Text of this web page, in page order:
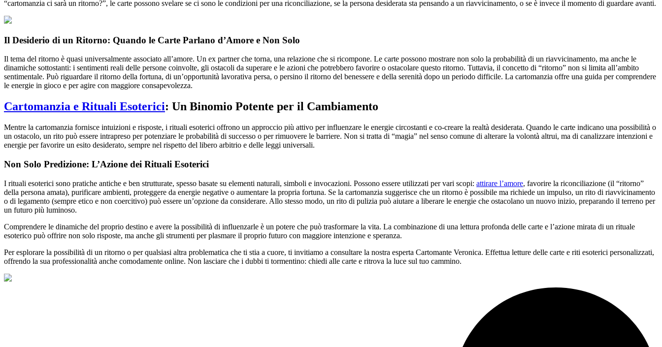
“cartomanzia ci sarà un ritorno?”, le carte possono svelare se ci sono le condizioni per una riconciliazione, se la persona desiderata sta pensando a un riavvicinamento, o se è invece il momento di guardare avanti.
Il Desiderio di un Ritorno: Quando le Carte Parlano d’Amore e Non Solo
Il tema del ritorno è quasi universalmente associato all’amore. Un ex partner che torna, una relazione che si ricompone. Le carte possono mostrare non solo la probabilità di un riavvicinamento, ma anche le
dinamiche sottostanti: i sentimenti reali delle persone coinvolte, gli ostacoli da superare e le azioni che potrebbero favorire o ostacolare questo ritorno. Tuttavia, il concetto di “ritorno” non si limita all’ambito
sentimentale. Può riguardare il ritorno della fortuna, di un’opportunità lavorativa persa, o persino il ritorno del benessere e della serenità dopo un periodo difficile. La cartomanzia offre una guida per comprendere
le energie in gioco e per agire con maggiore consapevolezza.
Cartomanzia e Rituali Esoterici: Un Binomio Potente per il Cambiamento
Mentre la cartomanzia fornisce intuizioni e risposte, i rituali esoterici offrono un approccio più attivo per influenzare le energie circostanti e co-creare la realtà desiderata. Quando le carte indicano una possibilità o
un ostacolo, un rito può essere intrapreso per potenziare le probabilità di successo o per rimuovere le barriere. Non si tratta di “magia” nel senso comune di alterare la volontà altrui, ma di canalizzare intenzioni e
energie per favorire un esito desiderato, sempre nel rispetto del libero arbitrio e delle leggi universali.
Non Solo Predizione: L’Azione dei Rituali Esoterici
I rituali esoterici sono pratiche antiche e ben strutturate, spesso basate su elementi naturali, simboli e invocazioni. Possono essere utilizzati per vari scopi: attirare l’amore, favorire la riconciliazione (il “ritorno”
della persona amata), purificare ambienti, proteggere da energie negative o aumentare la propria fortuna. Se la cartomanzia suggerisce che un ritorno è possibile ma richiede un impulso, un rito di riavvicinamento
o di legamento (sempre etico e non coercitivo) può essere un’opzione da considerare. Allo stesso modo, un rito di pulizia può aiutare a liberare le energie che ostacolano un nuovo inizio, preparando il terreno per
un futuro più luminoso.
Comprendere le dinamiche del proprio destino e avere la possibilità di influenzarle è un potere che può trasformare la vita. La combinazione di una lettura profonda delle carte e l’azione mirata di un rituale
esoterico può offrire non solo risposte, ma anche gli strumenti per plasmare il proprio futuro con maggiore intenzione e speranza.
Per esplorare la possibilità di un ritorno o per qualsiasi altra problematica che ti stia a cuore, ti invitiamo a consultare la nostra esperta Cartomante Veronica. Effettua letture delle carte e riti esoterici personalizzati,
offrendo la sua professionalità anche comodamente online. Non lasciare che i dubbi ti tormentino: chiedi alle carte e ritrova la luce sul tuo cammino.